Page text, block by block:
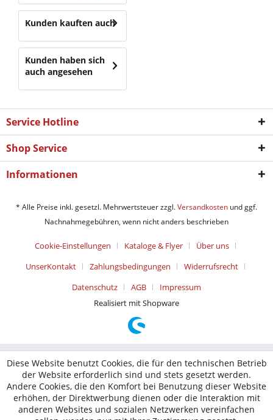
Kunden kauften auch
Kunden haben sich
auch angesehen
Service Hotline
Shop Service
Informationen
* Alle Preise inkl. gesetzl. Mehrwertsteuer zzgl.Versandkosten und ggf.
Nachnahmegebühren, wenn nicht anders beschrieben
Cookie-Einstellungen Kataloge & Flyer
Über uns
UnserKontakt
Zahlungsbedingungen
Widerrufsrecht
Datenschutz
AGB
Impressum
Realisiert mit Shopware
Diese Website benutzt Cookies, die für den technischen Betrieb
der Website erforderlich sind und stets gesetzt werden.
Andere Cookies, die den Komfort bei Benutzung dieser Website
erhöhen, der Direktwerbung dienen oder die Interaktion mit
anderen Websites und sozialen Netzwerken vereinfachen